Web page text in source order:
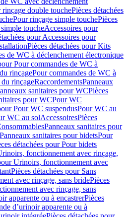
rinçage double touchePièces détachées
Pour rinçage simple touchePièces
toucheAccessoires pour
pour Accessoires pour
Pièces détachées pour Kits
de WC à déclenchement électronique
Pour commandes de WC à
rinçagePour commandes de WC à
rinçageRaccordementsPanneaux
sanitaires pour WCPièces
pour WCPour WC
Pour WC suspendusPour WC au
WC au solAccessoiresPièces
Panneaux sanitaires pour
sanitaires pour bidetsPour
détachées pour Pour bidets
fonctionnement avec rinçage,
Urinoirs, fonctionnement avec
Pièces détachées pour Sans
avec rinçage, sans bridePièces
avec rinçage, sans
apparente ou à encastrerPièces
d’urinoir apparente ou à